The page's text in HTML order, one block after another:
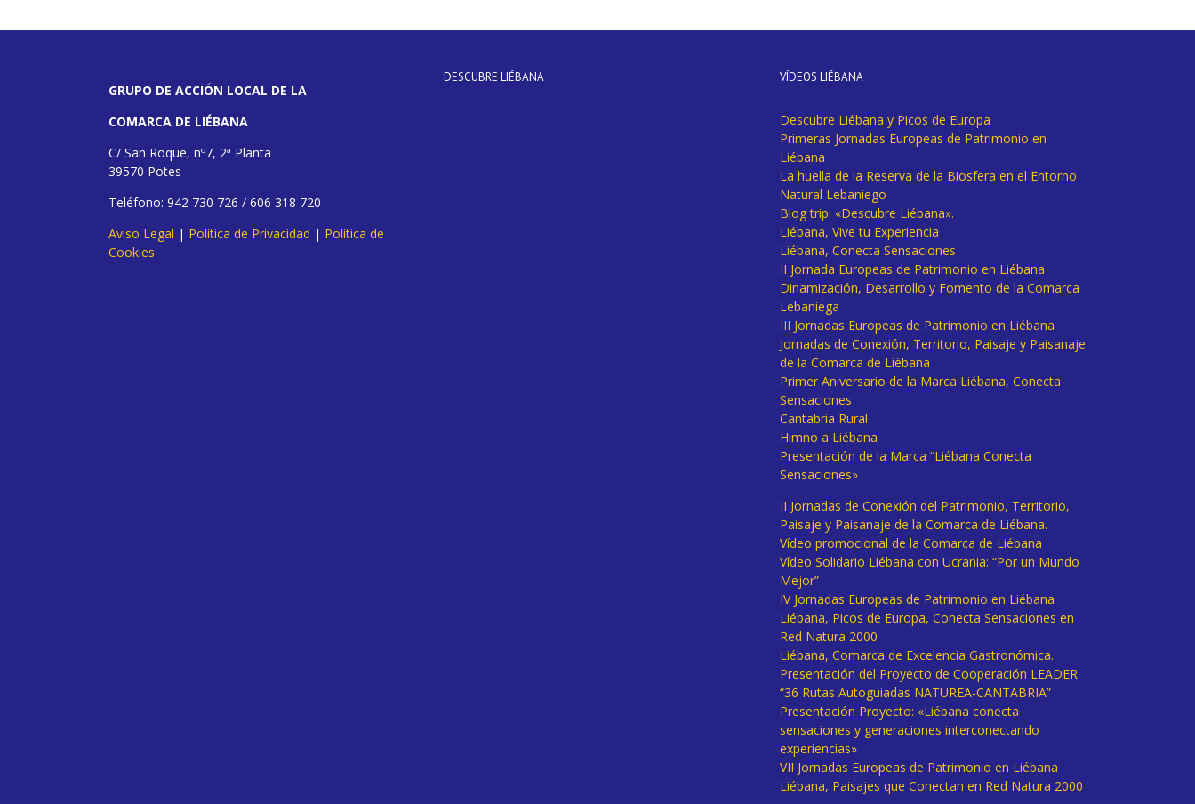
GRUPO DE ACCIÓN LOCAL DE LA
COMARCA DE LIÉBANA
C/ San Roque, nº7, 2ª Planta
39570 Potes
Teléfono: 942 730 726 / 606 318 720
Aviso Legal | Política de Privacidad | Política de
Cookies
DESCUBRE LIÉBANA VÍDEOS LIÉBANA
Descubre Liébana y Picos de Europa
Primeras Jornadas Europeas de Patrimonio en
Liébana
La huella de la Reserva de la Biosfera en el Entorno
Natural Lebaniego
Blog trip: «Descubre Liébana».
Liébana, Vive tu Experiencia
Liébana, Conecta Sensaciones
II Jornada Europeas de Patrimonio en Liébana
Dinamización, Desarrollo y Fomento de la Comarca
Lebaniega
III Jornadas Europeas de Patrimonio en Liébana
Jornadas de Conexión, Territorio, Paisaje y Paisanaje
de la Comarca de Liébana
Primer Aniversario de la Marca Liébana, Conecta
Sensaciones
Cantabria Rural
Himno a Liébana
Presentación de la Marca “Liébana Conecta
Sensaciones»
II Jornadas de Conexión del Patrimonio, Territorio,
Paisaje y Paisanaje de la Comarca de Liébana.
Vídeo promocional de la Comarca de Liébana
Vídeo Solidario Liébana con Ucrania: “Por un Mundo
Mejor”
IV Jornadas Europeas de Patrimonio en Liébana
Liébana, Picos de Europa, Conecta Sensaciones en
Red Natura 2000
Liébana, Comarca de Excelencia Gastronómica.
Presentación del Proyecto de Cooperación LEADER
“36 Rutas Autoguiadas NATUREA-CANTABRIA”
Presentación Proyecto: «Liébana conecta
sensaciones y generaciones interconectando
experiencias»
VII Jornadas Europeas de Patrimonio en Liébana
Liébana, Paisajes que Conectan en Red Natura 2000